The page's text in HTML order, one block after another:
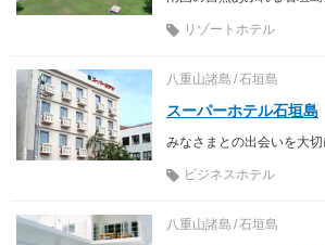
リゾートホテル
八重山諸島 石垣島
スーパーホテル石垣島
ビジネスホテル
八重山諸島 石垣島